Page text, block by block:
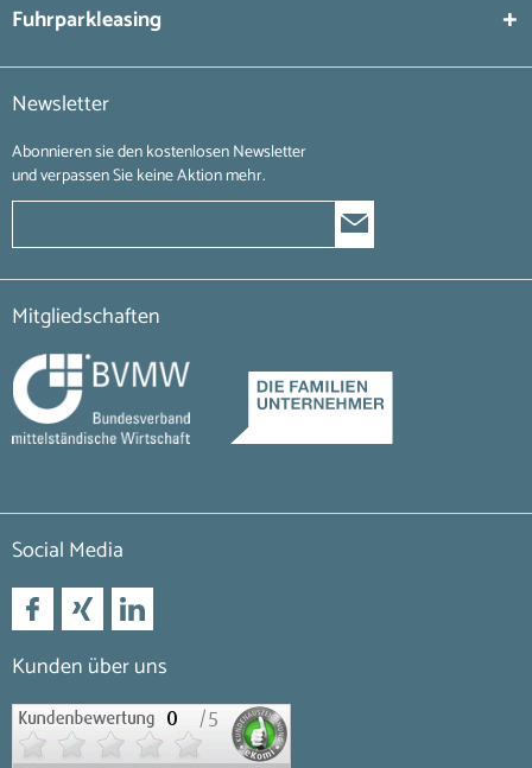
Fuhrparkleasing
Newsletter
Abonnieren sie den kostenlosen Newsletter
und verpassen Sie keine Aktion mehr.
Mitgliedschaften
Social Media
Kunden über uns